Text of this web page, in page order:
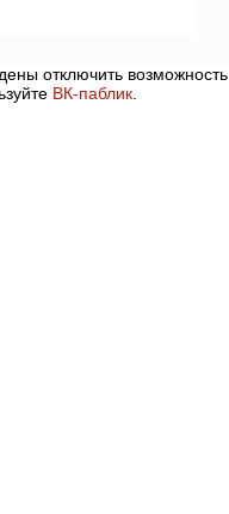
отключить возможность
ВК-паблик